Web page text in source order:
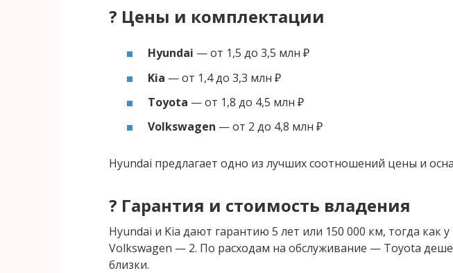
? Цены и комплектации
Hyundai — от 1,5 до 3,5 млн ₽
Kia — от 1,4 до 3,3 млн ₽
Toyota — от 1,8 до 4,5 млн ₽
Volkswagen — от 2 до 4,8 млн ₽
Hyundai предлагает одно из лучших соотношений цены и
?️ Гарантия и стоимость владения
Hyundai и Kia дают гарантию 5 лет или 150 000 км, тогда как
Volkswagen — 2. По расходам на обслуживание — Toyota
близки.